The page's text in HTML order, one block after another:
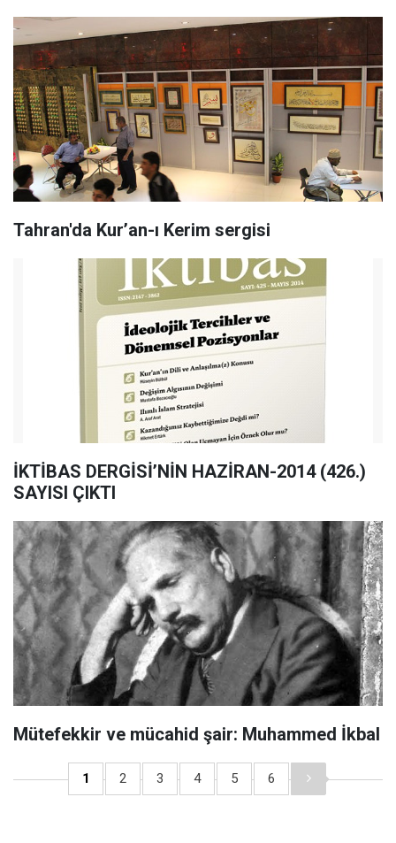
Tahran'da Kur’an-ı Kerim sergisi
İKTİBAS DERGİSİ’NİN HAZİRAN-2014 (426.)
SAYISI ÇIKTI
Mütefekkir ve mücahid şair: Muhammed İkbal
1 2 3 4 5 6